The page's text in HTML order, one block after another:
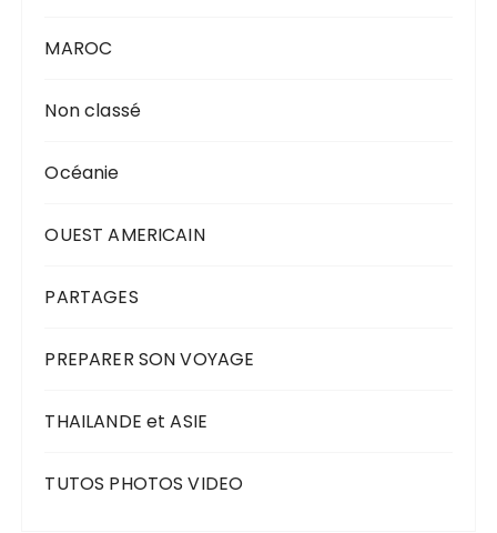
MAROC
Non classé
Océanie
OUEST AMERICAIN
PARTAGES
PREPARER SON VOYAGE
THAILANDE et ASIE
TUTOS PHOTOS VIDEO